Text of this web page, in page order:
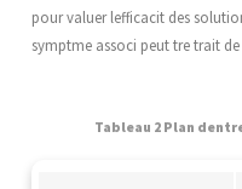
pour valuer lefficacit des
symptme associ peut tre trait
Tableau 2 Plan